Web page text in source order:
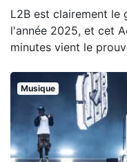
L2B est clairement le
l'année 2025, et cet
minutes vient le
Musique